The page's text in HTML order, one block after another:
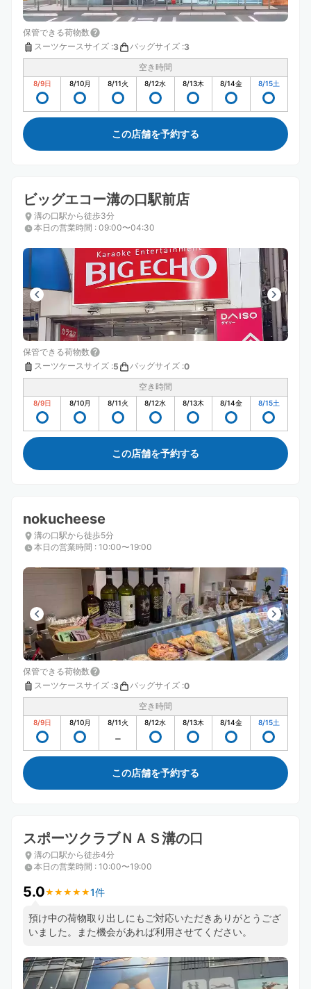
保管できる荷物数
スーツケースサイズ :3 バッグサイズ :3
空き時間
8/9日 8/10月 8/11火 8/12水 8/13木 8/14金 8/15土
この店舗を予約する
ビッグエコー溝の口駅前店
溝の口駅から徒歩3分
本日の営業時間 : 09:00〜04:30
保管できる荷物数
スーツケースサイズ :5 バッグサイズ :0
空き時間
8/9日 8/10月 8/11火 8/12水 8/13木 8/14金 8/15土
この店舗を予約する
nokucheese
溝の口駅から徒歩5分
本日の営業時間 : 10:00〜19:00
保管できる荷物数
スーツケースサイズ :3 バッグサイズ :0
空き時間
8/9日 8/10月 8/11火 8/12水 8/13木 8/14金 8/15土
この店舗を予約する
スポーツクラブＮＡＳ溝の口
溝の口駅から徒歩4分
本日の営業時間 : 10:00〜19:00
5.0★ ★ ★ ★ ★
★ ★ ★ ★ ★1件
預け中の荷物取り出しにもご対応いただきありがとうござ
いました。また機会があれば利用させてください。